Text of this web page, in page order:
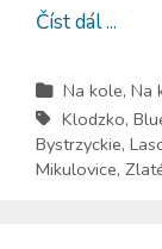
Číst dál ...
Na kole, Na
Klodzko,
Bystrzyckie,
Mikulovice,